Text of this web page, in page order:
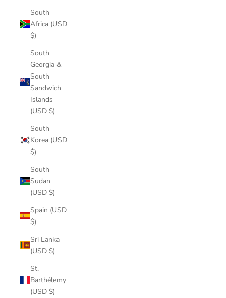
South
Africa (USD
$)
South
Georgia &
South
Sandwich
Islands
(USD $)
South
Korea (USD
$)
South
Sudan
(USD $)
Spain (USD
$)
Sri Lanka
(USD $)
St.
Barthélemy
(USD $)